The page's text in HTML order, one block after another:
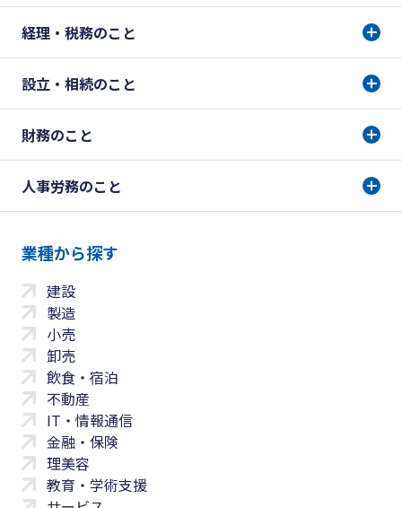
経理・税務のこと
設立・相続のこと
財務のこと
人事労務のこと
業種から探す
建設
製造
小売
卸売
飲食・宿泊
不動産
IT・情報通信
金融・保険
理美容
教育・学術支援